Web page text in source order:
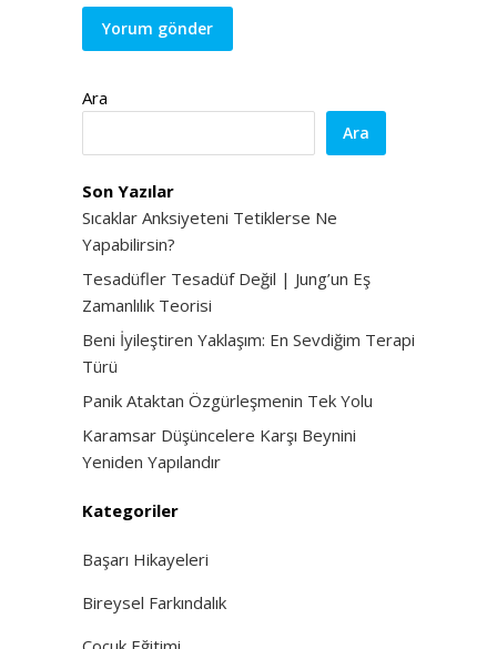
Ara
Ara
Son Yazılar
Sıcaklar Anksiyeteni Tetiklerse Ne
Yapabilirsin?
Tesadüfler Tesadüf Değil | Jung’un Eş
Zamanlılık Teorisi
Beni İyileştiren Yaklaşım: En Sevdiğim Terapi
Türü
Panik Ataktan Özgürleşmenin Tek Yolu
Karamsar Düşüncelere Karşı Beynini
Yeniden Yapılandır
Kategoriler
Başarı Hikayeleri
Bireysel Farkındalık